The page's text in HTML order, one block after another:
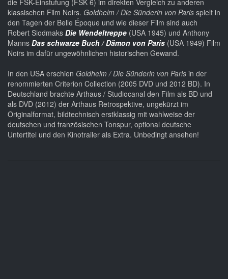
die FSK-Einstufung (FSK 6) im direkten Vergleich zu anderen
klassischen Film Noirs. Goldhelm / Die Sünderin von Paris spielt in
den Tagen der Belle Époque und wie dieser Film sind auch
Robert Siodmaks Die Wendeltreppe (USA 1945) und Anthony
Manns Das schwarze Buch / Dämon von Paris (USA 1949) Film
Noirs im dafür ungewöhnlichen historischen Gewand.
In den USA erschien Goldhelm / Die Sünderin von Paris in der
renommierten Criterion Collection (2005 DVD und 2012 BD). In
Deutschland brachte Arthaus / Studiocanal den Film als BD und
als DVD (2012) der Arthaus Retrospektive, ungekürzt im
Originalformat, bildtechnisch erstklassig mit wahlweise der
deutschen und französischen Tonspur, optional deutsche
Untertitel und den Kinotrailer als Extra. Unbedingt ansehen!